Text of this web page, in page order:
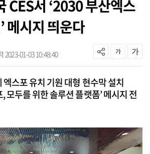
CES서 ‘2030 부산엑스
메시지 띄운다
2023-01-03 10:48:40
엑스포 유치 기원 대형 현수막 설치
모두를 위한 솔루션 플랫폼’ 메시지 전